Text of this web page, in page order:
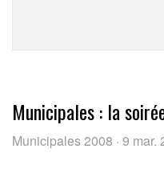
Municipales : la
Municipales 2008 · 9 mar.